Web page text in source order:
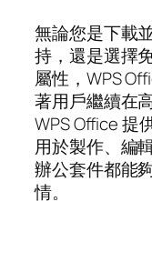
無論您是下載
持，還是選擇
屬性，WPS
著用戶繼續在
WPS Office 提
用於製作、編
辦公套件都能
情。